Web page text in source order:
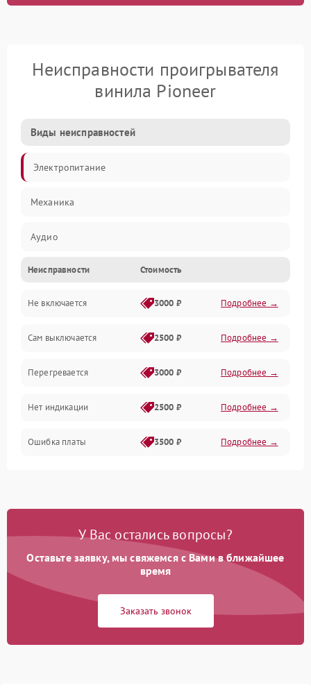
Неисправности проигрывателя
винила Pioneer
Виды неисправностей
Электропитание
Механика
Аудио
Неисправности Стоимость
Не включается 3000 ₽ Подробнее →
Сам выключается 2500 ₽ Подробнее →
Перегревается 3000 ₽ Подробнее →
Нет индикации 2500 ₽ Подробнее →
Ошибка платы 3500 ₽ Подробнее →
У Вас остались вопросы?
Оставьте заявку, мы свяжемся с Вами в ближайшее
время
Заказать звонок